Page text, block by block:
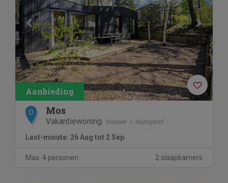
O Mos
Vakantiewoning Veluwe Nunspeet
Last-minute: 26 Aug tot 2 Sep
Max. 4 personen 2 slaapkamers